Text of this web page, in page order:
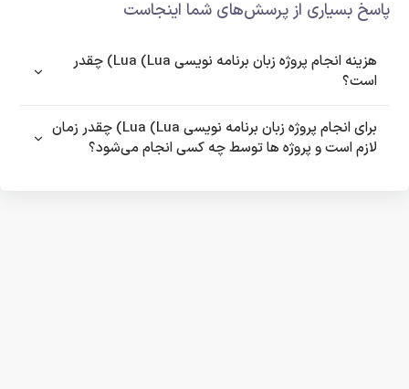
پاسخ بسیاری از پرسش‌های شما اینجاست
هزینه انجام پروژه زبان برنامه نویسی Lua (Lua) چقدر
است؟
برای انجام پروژه زبان برنامه نویسی Lua (Lua) چقدر زمان
لازم است و پروژه ها توسط چه کسی انجام می‌شود؟